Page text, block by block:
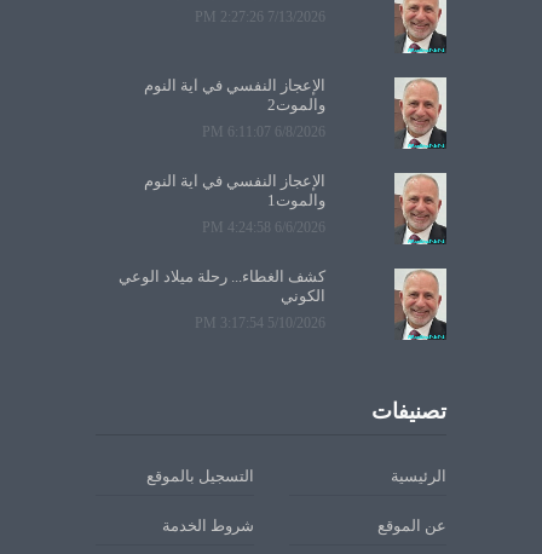
7/13/2026 2:27:26 PM
الإعجاز النفسي في آية النوم
والموت2
6/8/2026 6:11:07 PM
الإعجاز النفسي في آية النوم
والموت1
6/6/2026 4:24:58 PM
كشف الغطاء... رحلة ميلاد الوعي
الكوني
5/10/2026 3:17:54 PM
تصنيفات
الرئيسية التسجيل بالموقع
عن الموقع شروط الخدمة